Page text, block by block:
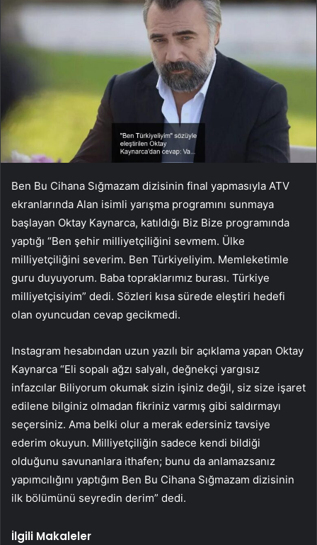
Ben Bu Cihana Sığmazam dizisinin final yapmasıyla ATV
ekranlarında Alan isimli yarışma programını sunmaya
başlayan Oktay Kaynarca, katıldığı Biz Bize programında
yaptığı “Ben şehir milliyetçiliğini sevmem. Ülke
milliyetçiliğini severim. Ben Türkiyeliyim. Memleketimle
guru duyuyorum. Baba topraklarımız burası. Türkiye
milliyetçisiyim” dedi. Sözleri kısa sürede eleştiri hedefi
olan oyuncudan cevap gecikmedi.
Instagram hesabından uzun yazılı bir açıklama yapan Oktay
Kaynarca “Eli sopalı ağzı salyalı, değnekçi yargısız
infazcılar Biliyorum okumak sizin işiniz değil, siz size işaret
edilene bilginiz olmadan fikriniz varmış gibi saldırmayı
seçersiniz. Ama belki olur a merak edersiniz tavsiye
ederim okuyun. Milliyetçiliğin sadece kendi bildiği
olduğunu savunanlara ithafen; bunu da anlamazsanız
yapımcılığını yaptığım Ben Bu Cihana Sığmazam dizisinin
ilk bölümünü seyredin derim” dedi.
İlgili Makaleler